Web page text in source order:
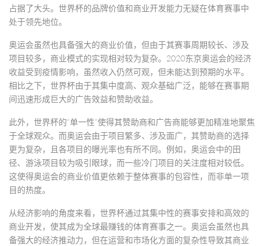
占据了大头。世界杯的品牌价值和商业开发能力无疑在体育赛事中
处于领先地位。
奥运会虽然也具备强大的商业价值，但由于其赛事周期较长、涉及
项目较多，商业模式的实现相对较为复杂。2020东京奥运会的经济
收益受到疫情影响，虽然收入仍然可观，但未能达到预期的水平。
相比之下，世界杯由于其集中度高、观众基础广泛，能够在赛事期
间迅速形成巨大的广告效益和赞助收益。
此外，世界杯的“单一性”使得其赞助商和广告商能够更加精准地聚焦
于全球观众。而奥运会由于项目繁多、涉及面广，其赞助商的选择
更为复杂，且各项目的曝光率也有所不同。例如，奥运会中的田
径、游泳项目较为吸引眼球，而一些冷门项目的关注度相对较低。
这使得奥运会的商业价值更依赖于整体赛事的包容性，而非单一项
目的热度。
从经济影响的角度来看，世界杯通过其集中性的赛事安排和高效的
商业开发，使其成为全球最赚钱的体育赛事之一。奥运会虽然也具
备强大的经济推动力，但在运营和市场化方面的复杂性导致其商业